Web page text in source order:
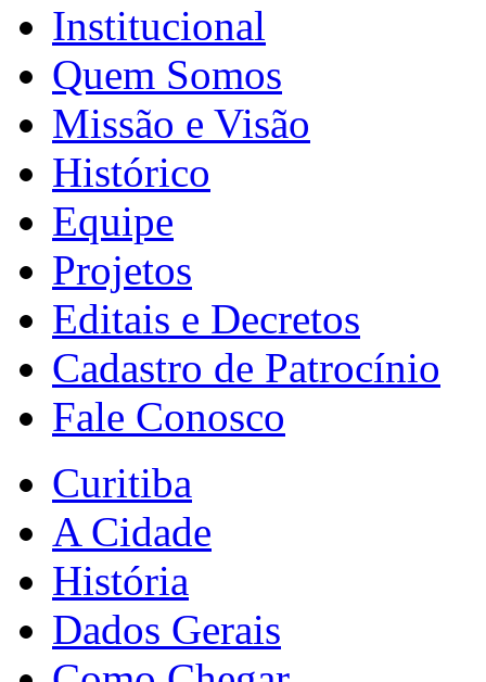
Institucional
Quem Somos
Missão e Visão
Histórico
Equipe
Projetos
Editais e Decretos
Cadastro de Patrocínio
Fale Conosco
Curitiba
A Cidade
História
Dados Gerais